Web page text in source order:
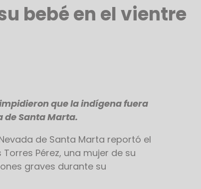
bebé en el vientre
que la indígena fuera
de Santa Marta.
de Santa Marta reportó el
Pérez, una mujer de su
graves durante su